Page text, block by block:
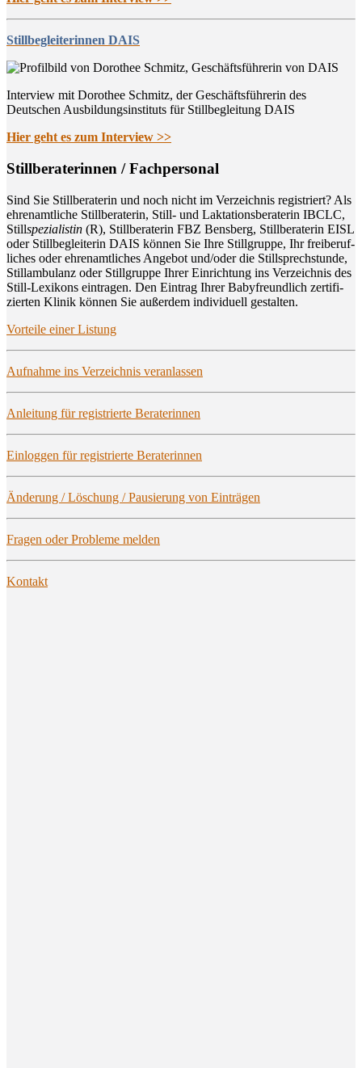
Stillbegleiterinnen DAIS
Interview mit Dorothee Schmitz, der Geschäftsführerin des
Deutschen Ausbildungsinstituts für Stillbegleitung DAIS
Hier geht es zum Interview >>
Still­be­ra­te­rin­nen / Fachpersonal
Sind Sie Still­be­ra­te­rin und noch nicht im Ver­zeich­nis regis­triert? Als
ehren­amt­li­che Still­be­ra­te­rin, Still- und Lak­ta­ti­ons­be­ra­te­rin IBCLC,
Stillspe­zia­lis­tin (R), Still­be­ra­te­rin FBZ Bens­berg, Still­be­ra­te­rin EISL
oder Still­be­glei­te­rin DAIS kön­nen Sie Ihre Still­grup­pe, Ihr frei­be­ruf­
li­ches oder ehren­amt­li­ches Ange­bot und/oder die Still­sprech­stun­de,
Still­am­bu­lanz oder Still­grup­pe Ihrer Ein­rich­tung ins Ver­zeich­nis des
Still-Lexi­kons ein­tra­gen. Den Ein­trag Ihrer Baby­freund­lich zer­ti­fi­
zier­ten Kli­nik kön­nen Sie außer­dem indi­vi­du­ell gestalten.
Vor­tei­le einer Listung
Auf­nah­me ins Ver­zeich­nis veranlassen
Anlei­tung für regis­trier­te Beraterinnen
Ein­log­gen für regis­trier­te Beraterinnen
Ände­rung / Löschung / Pau­sie­rung von Einträgen
Fra­gen oder Pro­ble­me melden
Kon­takt